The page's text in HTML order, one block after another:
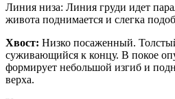
Линия низа: Линия груди идет
живота поднимается и слегка
Хвост: Низко посаженный.
суживающийся к концу. В покое
формирует небольшой изгиб и
верха.